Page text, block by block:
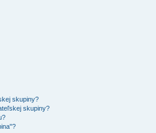
skupiny?
skupiny?